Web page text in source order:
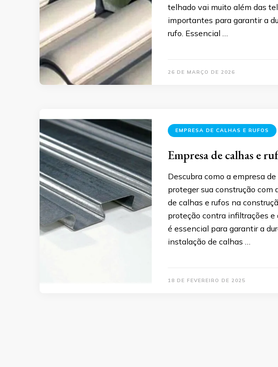
telhado vai muito além das
importantes para garantir a
rufo. Essencial …
26 DE MARÇO DE 2026
EMPRESA DE CALHAS E RUFOS
Empresa de calhas e
Descubra como a empresa
proteger sua construção
de calhas e rufos na
proteção contra infiltrações e
é essencial para garantir a
instalação de calhas …
18 DE FEVEREIRO DE 2025